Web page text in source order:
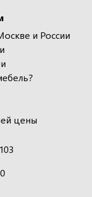
и России
цены